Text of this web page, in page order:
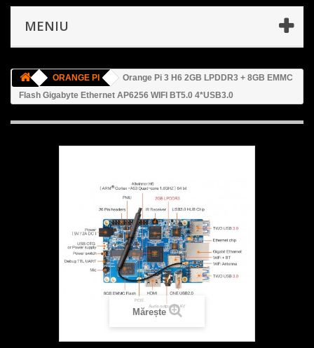
MENIU
ORANGE PI
Orange Pi 3 H6 2GB LPDDR3 + 8GB EMMC
Flash Gigabyte Ethernet AP6256 WIFI BT5.0 4*USB3.0
Mărește